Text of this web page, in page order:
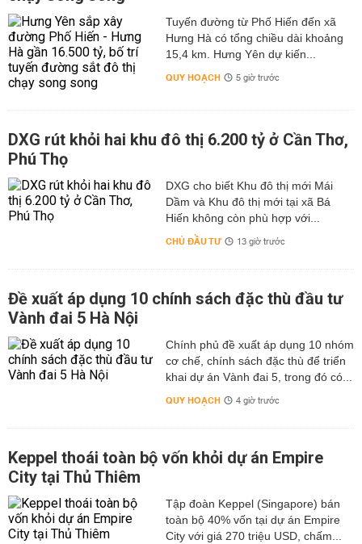
Tuyến đường từ Phố Hiến đến xã
Hưng Hà có tổng chiều dài khoảng
15,4 km. Hưng Yên dự kiến...
QUY HOẠCH 5 giờ trước
DXG rút khỏi hai khu đô thị 6.200 tỷ ở Cần Thơ,
Phú Thọ
DXG cho biết Khu đô thị mới Mái
Dầm và Khu đô thị mới tại xã Bá
Hiến không còn phù hợp với...
CHỦ ĐẦU TƯ 13 giờ trước
Đề xuất áp dụng 10 chính sách đặc thù đầu tư
Vành đai 5 Hà Nội
Chính phủ đề xuất áp dụng 10 nhóm
cơ chế, chính sách đặc thù để triển
khai dự án Vành đai 5, trong đó có...
QUY HOẠCH 4 giờ trước
Keppel thoái toàn bộ vốn khỏi dự án Empire
City tại Thủ Thiêm
Tập đoàn Keppel (Singapore) bán
toàn bộ 40% vốn tại dự án Empire
City với giá 270 triệu USD, chấm...